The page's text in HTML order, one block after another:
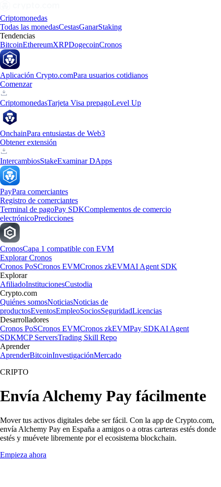
Criptomonedas
Todas las monedasCestasGanarStaking
Tendencias
BitcoinEthereumXRPDogecoinCronos
Aplicación Crypto.comPara usuarios cotidianos
Comenzar
CriptomonedasTarjeta Visa prepagoLevel Up
OnchainPara entusiastas de Web3
Obtener extensión
IntercambiosStakeExaminar DApps
PayPara comerciantes
Registro de comerciantes
Terminal de pagoPay SDKComplementos de comercio
electrónicoPredicciones
CronosCapa 1 compatible con EVM
Explorar Cronos
Cronos PoSCronos EVMCronos zkEVMAI Agent SDK
Explorar
AfiliadoInstitucionesCustodia
Crypto.com
Quiénes somosNoticiasNoticias de
productosEventosEmpleoSociosSeguridadLicencias
Desarrolladores
Cronos PoSCronos EVMCronos zkEVMPay SDKAI Agent
SDKMCP ServersTrading Skill Repo
Aprender
AprenderBitcoinInvestigaciónMercado
CRIPTO
Envía Alchemy Pay fácilmente
Mover tus activos digitales debe ser fácil. Con la app de Crypto.com,
envía Alchemy Pay en España a amigos o a otras carteras estés donde
estés y muévete libremente por el ecosistema blockchain.
Empieza ahora